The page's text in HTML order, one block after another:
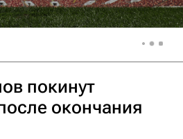
покинут
окончания